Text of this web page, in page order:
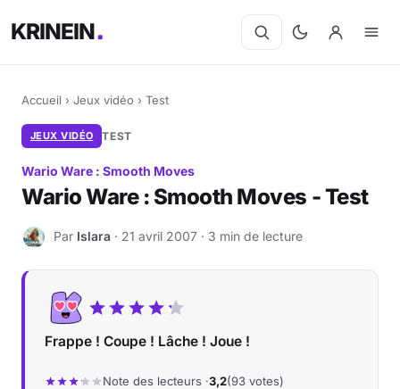
KRINEIN
Accueil › Jeux vidéo › Test
JEUX VIDÉO TEST
Wario Ware : Smooth Moves
Wario Ware : Smooth Moves - Test
I Par Islara · 21 avril 2007 · 3 min de lecture
Frappe ! Coupe ! Lâche ! Joue !
Note des lecteurs ·3,2(93 votes)